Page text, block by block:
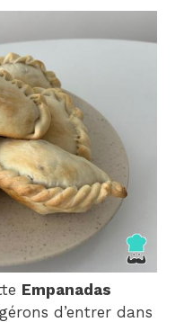
Empanadas
d’entrer dans